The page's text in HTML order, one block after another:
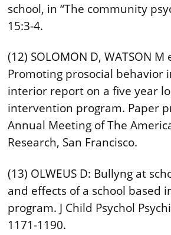
school, in “The community
15:3-4.
(12) SOLOMON D, WATSON M
Promoting prosocial behavior
interior report on a five year
intervention program. Paper
Annual Meeting of The
Research, San Francisco.
(13) OLWEUS D: Bullyng at
and effects of a school based
program. J Child Psychol
1171-1190.